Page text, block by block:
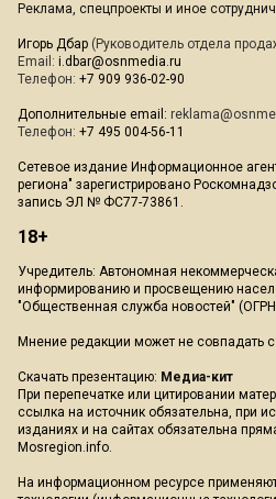
Реклама, спецпроекты и иное
Игорь Дбар (Руководитель отдела
Email: i.dbar@osnmedia.ru
Телефон: +7 909 936-02-90
Дополнительные email:
Телефон: +7 495 004-56-11
Сетевое издание Информационное
региона" зарегистрировано
запись ЭЛ № ФС77-73861.
18+
Учредитель: Автономная
информированию и просвещению
"Общественная служба новостей"
Мнение редакции может не совпадать
Скачать презентацию: Медиа-кит
При перепечатке или цитировании
ссылка на источник обязательна, при
изданиях и на сайтах обязательна
Mosregion.info.
На информационном ресурсе